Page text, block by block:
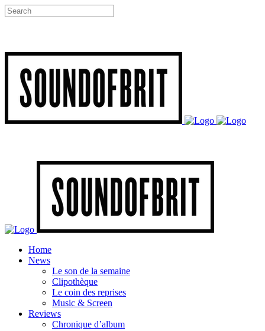
Home
News
Le son de la semaine
Clipothèque
Le coin des reprises
Music & Screen
Reviews
Chronique d’album